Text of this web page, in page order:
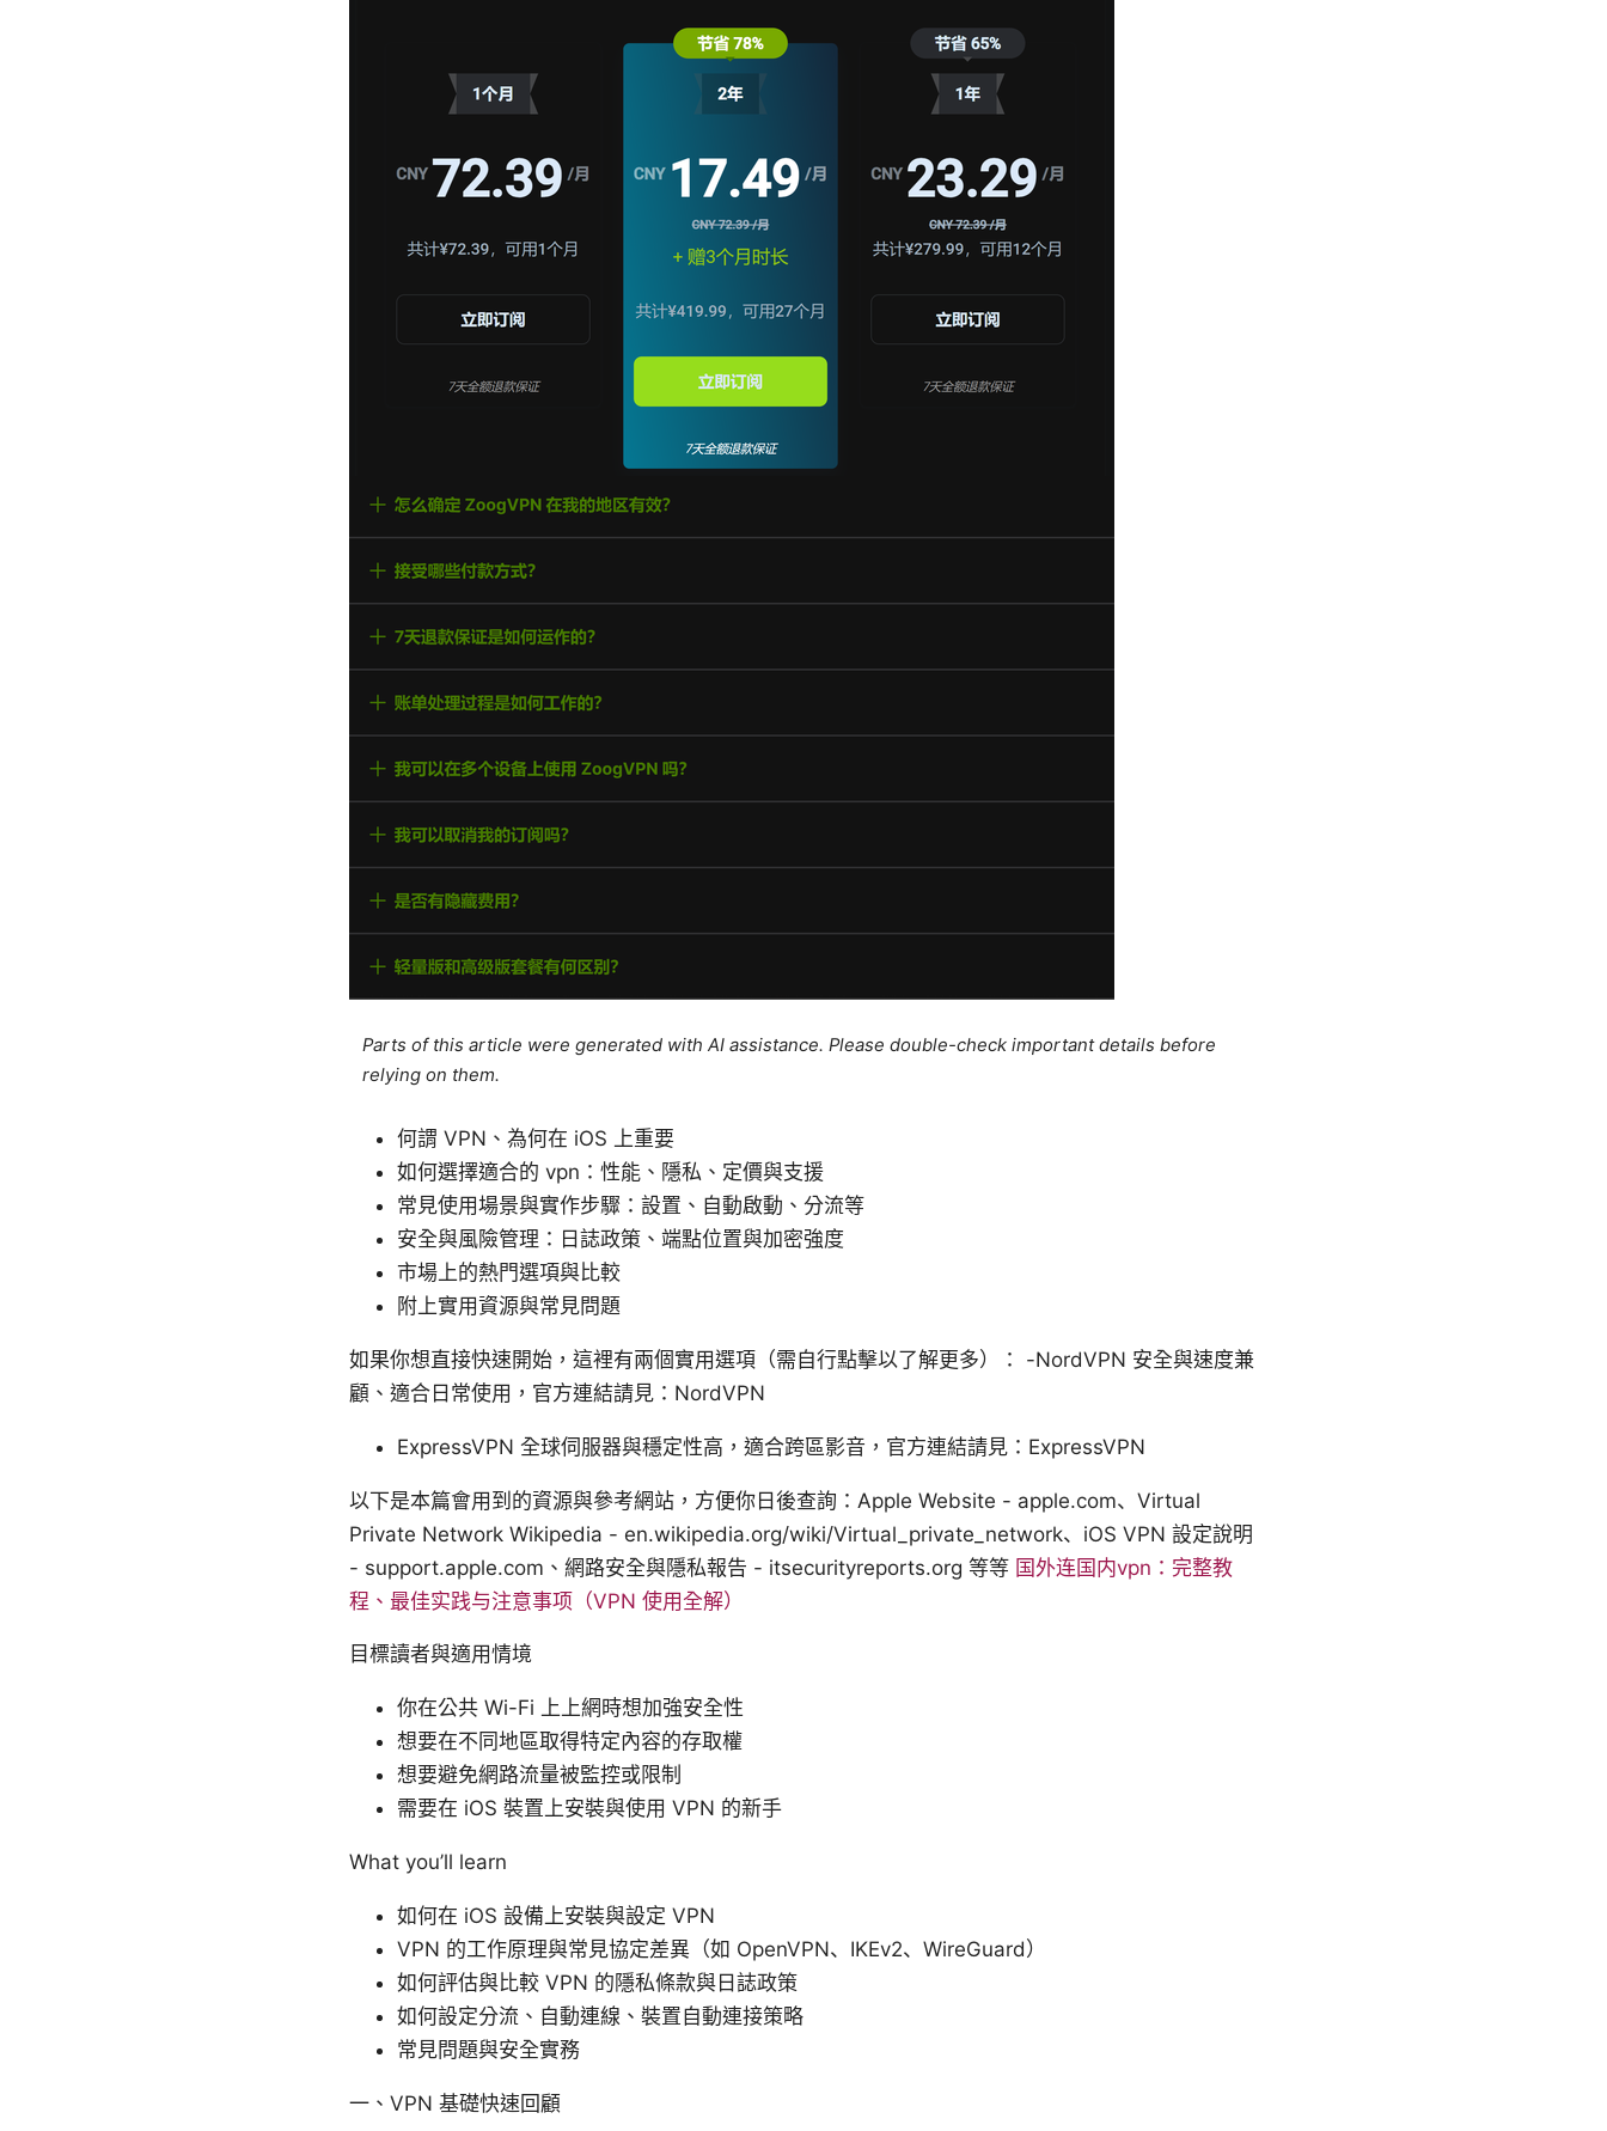
Parts of this article were generated with AI assistance. Please double-check important details before
relying on them.
何謂 VPN、為何在 iOS 上重要
如何選擇適合的 vpn：性能、隱私、定價與支援
常見使用場景與實作步驟：設置、自動啟動、分流等
安全與風險管理：日誌政策、端點位置與加密強度
市場上的熱門選項與比較
附上實用資源與常見問題
如果你想直接快速開始，這裡有兩個實用選項（需自行點擊以了解更多）： -NordVPN 安全與速度兼
顧、適合日常使用，官方連結請見：NordVPN
ExpressVPN 全球伺服器與穩定性高，適合跨區影音，官方連結請見：ExpressVPN
以下是本篇會用到的資源與參考網站，方便你日後查詢：Apple Website - apple.com、Virtual
Private Network Wikipedia - en.wikipedia.org/wiki/Virtual_private_network、iOS VPN 設定說明
- support.apple.com、網路安全與隱私報告 - itsecurityreports.org 等等 国外连国内vpn：完整教
程、最佳实践与注意事项（VPN 使用全解）
目標讀者與適用情境
你在公共 Wi-Fi 上上網時想加強安全性
想要在不同地區取得特定內容的存取權
想要避免網路流量被監控或限制
需要在 iOS 裝置上安裝與使用 VPN 的新手
What you’ll learn
如何在 iOS 設備上安裝與設定 VPN
VPN 的工作原理與常見協定差異（如 OpenVPN、IKEv2、WireGuard）
如何評估與比較 VPN 的隱私條款與日誌政策
如何設定分流、自動連線、裝置自動連接策略
常見問題與安全實務
一、VPN 基礎快速回顧